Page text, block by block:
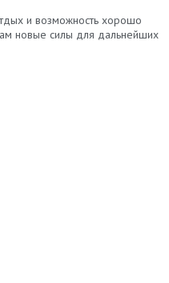
и возможность хорошо
новые силы для дальнейших